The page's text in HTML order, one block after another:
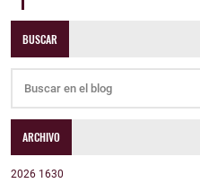
BUSCAR
ARCHIVO
2026 1630